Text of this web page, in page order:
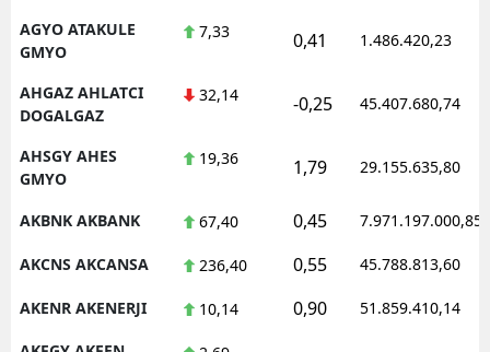
AGYO ATAKULE
GMYO
7,33 0,41 1.486.420,23
AHGAZ AHLATCI
DOGALGAZ
32,14 -0,25 45.407.680,74
AHSGY AHES
GMYO
19,36 1,79 29.155.635,80
AKBNK AKBANK 67,40 0,45 7.971.197.000,85
AKCNS AKCANSA 236,40 0,55 45.788.813,60
AKENR AKENERJI 10,14 0,90 51.859.410,14